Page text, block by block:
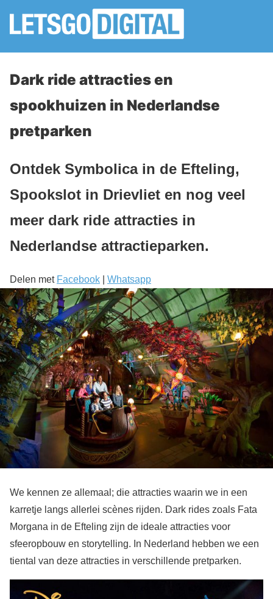
Dark ride attracties en
spookhuizen in Nederlandse
pretparken
Ontdek Symbolica in de Efteling,
Spookslot in Drievliet en nog veel
meer dark ride attracties in
Nederlandse attractieparken.
Delen met Facebook Whatsapp
We kennen ze allemaal; die attracties waarin we in een
karretje langs allerlei scènes rijden. Dark rides zoals Fata
Morgana in de Efteling zijn de ideale attracties voor
sfeeropbouw en storytelling. In Nederland hebben we een
tiental van deze attracties in verschillende pretparken.